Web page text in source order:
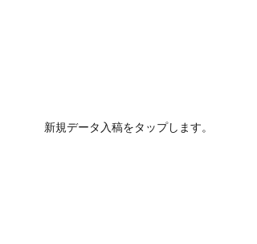
新規データ入稿をタップします。